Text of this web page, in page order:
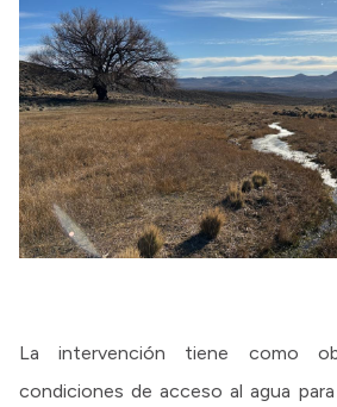
La intervención tiene como
condiciones de acceso al agua